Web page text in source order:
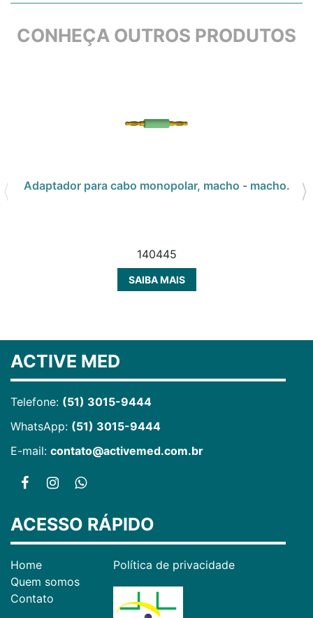
CONHEÇA OUTROS PRODUTOS
Adaptador para cabo monopolar, macho - macho.
140445
SAIBA MAIS
ACTIVE MED
Telefone: (51) 3015-9444
WhatsApp: (51) 3015-9444
E-mail: contato@activemed.com.br
ACESSO RÁPIDO
Home
Quem somos
Contato
Política de privacidade